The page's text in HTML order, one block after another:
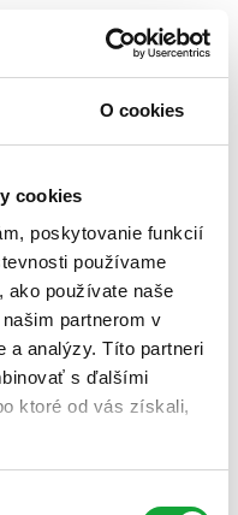
O cookies
cookies
poskytovanie funkcií
používame
ako používate naše
partnerom v
a analýzy. Títo partneri
s ďalšími
ktoré od vás získali,